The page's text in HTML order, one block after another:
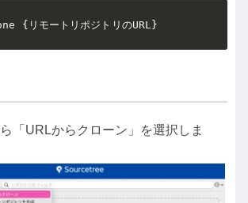
{リモートリポジトリのURL}
ら「URLからクローン」を選択しま